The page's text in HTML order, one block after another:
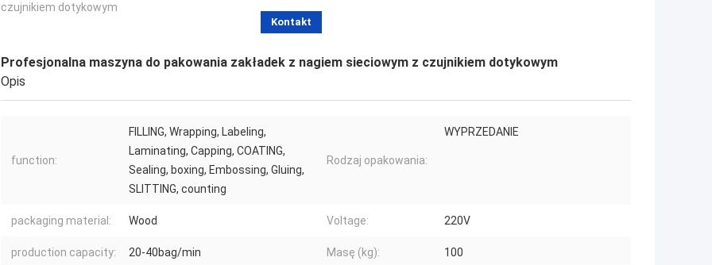
czujnikiem dotykowym
Kontakt
Profesjonalna maszyna do pakowania zakładek z nagiem sieciowym z czujnikiem dotykowym
Opis
function:
FILLING, Wrapping, Labeling,
Laminating, Capping, COATING,
Sealing, boxing, Embossing, Gluing,
SLITTING, counting
Rodzaj opakowania:
WYPRZEDANIE
packaging material: Wood Voltage: 220V
production capacity: 20-40bag/min Masę (kg): 100